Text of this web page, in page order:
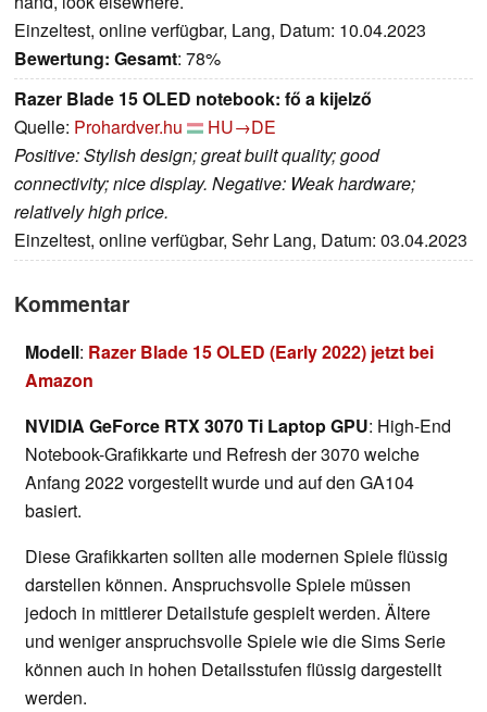
Einzeltest, online verfügbar, Lang, Datum: 10.04.2023
Bewertung: Gesamt: 78%
Razer Blade 15 OLED notebook: fő a kijelző
Quelle: Prohardver.hu
HU→DE
Positive: Stylish design; great built quality; good
connectivity; nice display. Negative: Weak hardware;
relatively high price.
Einzeltest, online verfügbar, Sehr Lang, Datum: 03.04.2023
Kommentar
Modell: Razer Blade 15 OLED (Early 2022) jetzt bei
Amazon
NVIDIA GeForce RTX 3070 Ti Laptop GPU: High-End
Notebook-Grafikkarte und Refresh der 3070 welche
Anfang 2022 vorgestellt wurde und auf den GA104
basiert.
Diese Grafikkarten sollten alle modernen Spiele flüssig
darstellen können. Anspruchsvolle Spiele müssen
jedoch in mittlerer Detailstufe gespielt werden. Ältere
und weniger anspruchsvolle Spiele wie die Sims Serie
können auch in hohen Detailsstufen flüssig dargestellt
werden.